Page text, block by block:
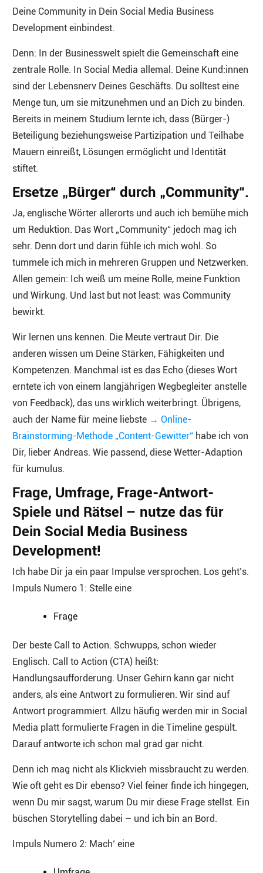
Deine Community in Dein Social Media Business
Development einbindest.
Denn: In der Businesswelt spielt die Gemeinschaft eine
zentrale Rolle. In Social Media allemal. Deine Kund:innen
sind der Lebensnerv Deines Geschäfts. Du solltest eine
Menge tun, um sie mitzunehmen und an Dich zu binden.
Bereits in meinem Studium lernte ich, dass (Bürger-)
Beteiligung beziehungsweise Partizipation und Teilhabe
Mauern einreißt, Lösungen ermöglicht und Identität
stiftet.
Ersetze „Bürger“ durch „Community“.
Ja, englische Wörter allerorts und auch ich bemühe mich
um Reduktion. Das Wort „Community“ jedoch mag ich
sehr. Denn dort und darin fühle ich mich wohl. So
tummele ich mich in mehreren Gruppen und Netzwerken.
Allen gemein: Ich weiß um meine Rolle, meine Funktion
und Wirkung. Und last but not least: was Community
bewirkt.
Wir lernen uns kennen. Die Meute vertraut Dir. Die
anderen wissen um Deine Stärken, Fähigkeiten und
Kompetenzen. Manchmal ist es das Echo (dieses Wort
erntete ich von einem langjährigen Wegbegleiter anstelle
von Feedback), das uns wirklich weiterbringt. Übrigens,
auch der Name für meine liebste → Online-
Brainstorming-Methode „Content-Gewitter“ habe ich von
Dir, lieber Andreas. Wie passend, diese Wetter-Adaption
für kumulus.
Frage, Umfrage, Frage-Antwort-
Spiele und Rätsel – nutze das für
Dein Social Media Business
Development!
Ich habe Dir ja ein paar Impulse versprochen. Los geht’s.
Impuls Numero 1: Stelle eine
Frage
Der beste Call to Action. Schwupps, schon wieder
Englisch. Call to Action (CTA) heißt:
Handlungsaufforderung. Unser Gehirn kann gar nicht
anders, als eine Antwort zu formulieren. Wir sind auf
Antwort programmiert. Allzu häufig werden mir in Social
Media platt formulierte Fragen in die Timeline gespült.
Darauf antworte ich schon mal grad gar nicht.
Denn ich mag nicht als Klickvieh missbraucht zu werden.
Wie oft geht es Dir ebenso? Viel feiner finde ich hingegen,
wenn Du mir sagst, warum Du mir diese Frage stellst. Ein
büschen Storytelling dabei – und ich bin an Bord.
Impuls Numero 2: Mach‘ eine